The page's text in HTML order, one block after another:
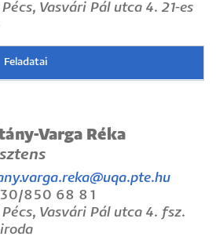
Pécs, Vasvári Pál utca 4. 21-es
Feladatai
Varga Réka
850 68 81
Pécs, Vasvári Pál utca 4. fsz.
iroda